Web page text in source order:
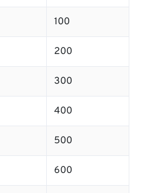
100
200
300
400
500
600